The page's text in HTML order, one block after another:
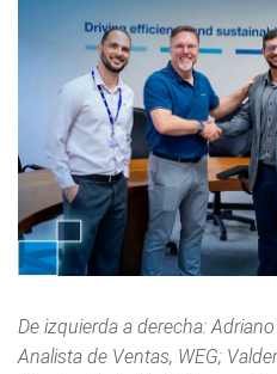
De izquierda a derecha:
Analista de Ventas, WEG;